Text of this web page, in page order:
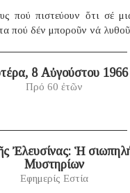
πού πιστεύουν ὅτι σέ
πού δέν μποροῦν νά
8 Αὐγούστου 1966
Πρό 60 ἐτῶν
Ἐλευσίνας: Ἡ
Μυστηρίων
Εφημερίς Εστία